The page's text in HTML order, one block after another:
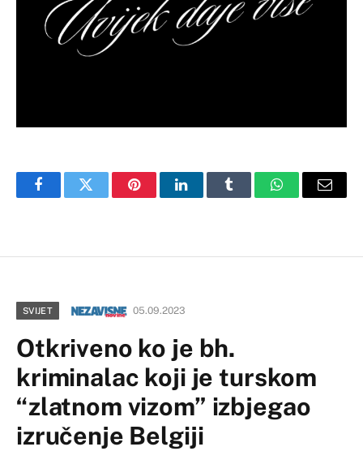
FacebookTwitter PinterestLinkedInTumblr WhatsAppEmail
SVIJET 05.09.2023
Otkriveno ko je bh.
kriminalac koji je turskom
“zlatnom vizom” izbjegao
izručenje Belgiji